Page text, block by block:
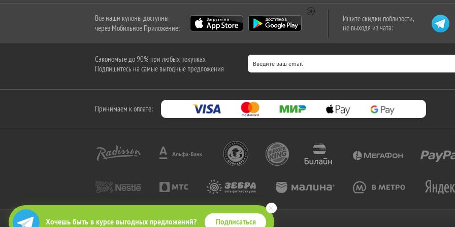
Хочешь быть в курсе выгодных предложений? Подписаться
Все наши купоны доступны
через Мобильное Приложение:
Ищите скидки поблизости,
не выходя из чата:
Сэкономьте до 90% при любых покупках
Подпишитесь на самые выгодные предложения
Принимаем к оплате:
2010-2026 © КупиКупон. Все права защищены.